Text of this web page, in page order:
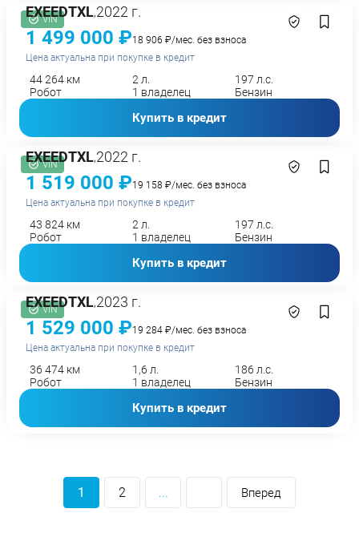
VIN
EXEEDTXL,2022 г.
1 499 000 ₽18 906 ₽/мес. без взноса
Цена актуальна при покупке в кредит
44 264 км 2 л.
197 л.с.
Робот
1 владелец Бензин
Купить в кредит
VIN
EXEEDTXL,2022 г.
1 519 000 ₽19 158 ₽/мес. без взноса
Цена актуальна при покупке в кредит
43 824 км 2 л.
197 л.с.
Робот
1 владелец Бензин
Купить в кредит
VIN
EXEEDTXL,2023 г.
1 529 000 ₽19 284 ₽/мес. без взноса
Цена актуальна при покупке в кредит
36 474 км 1,6 л.
186 л.с.
Робот
1 владелец Бензин
Купить в кредит
1 2 ... Вперед